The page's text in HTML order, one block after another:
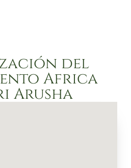
del
Africa
Arusha